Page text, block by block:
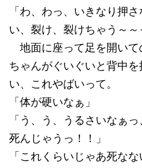
「わ、わっ、いきなり押
い、裂け、裂けちゃう～～
地面に座って足を開いて
ちゃんがぐいぐいと背中
い、これやばいって。
「体が硬いなぁ」
「う、う、うるさいなぁ
死んじゃうっ！！」
「これくらいじゃあ死な